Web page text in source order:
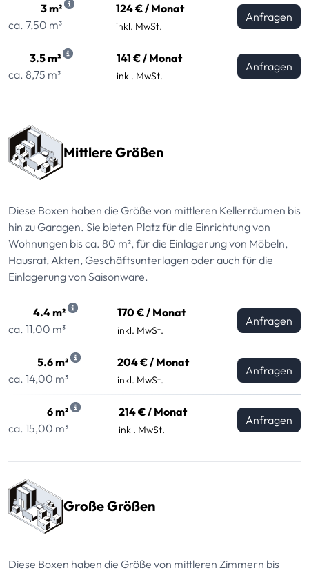
3 m²
ca. 7,50 m³
124 € / Monat
inkl. MwSt.
Anfragen
3.5 m²
ca. 8,75 m³
141 € / Monat
inkl. MwSt.
Anfragen
Mittlere Größen
Diese Boxen haben die Größe von mittleren Kellerräumen bis
hin zu Garagen. Sie bieten Platz für die Einrichtung von
Wohnungen bis ca. 80 m², für die Einlagerung von Möbeln,
Hausrat, Akten, Geschäftsunterlagen oder auch für die
Einlagerung von Saisonware.
4.4 m²
ca. 11,00 m³
170 € / Monat
inkl. MwSt.
Anfragen
5.6 m²
ca. 14,00 m³
204 € / Monat
inkl. MwSt.
Anfragen
6 m²
ca. 15,00 m³
214 € / Monat
inkl. MwSt.
Anfragen
Große Größen
Diese Boxen haben die Größe von mittleren Zimmern bis